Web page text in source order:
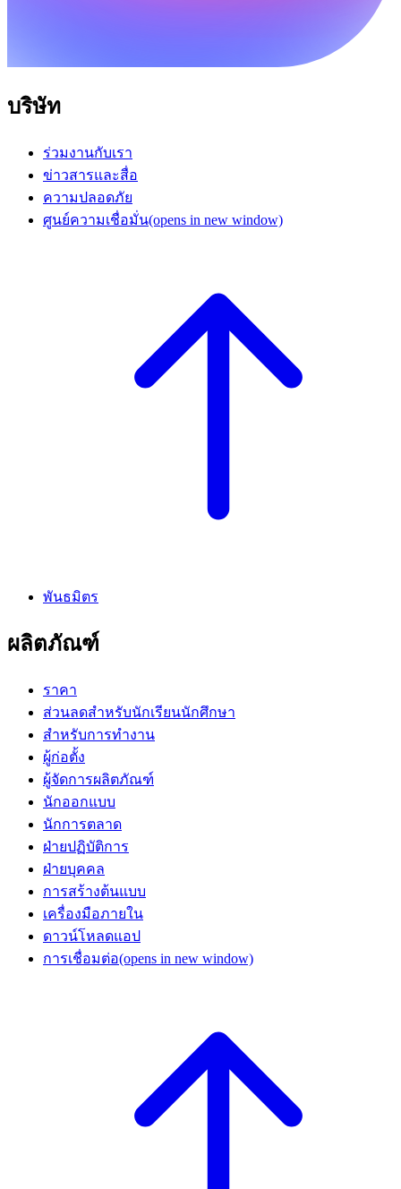
บริษัท
ร่วมงานกับเรา
ข่าวสารและสื่อ
ความปลอดภัย
ศูนย์ความเชื่อมั่น(opens in new window)
พันธมิตร
ผลิตภัณฑ์
ราคา
ส่วนลดสำหรับนักเรียนนักศึกษา
สำหรับการทำงาน
ผู้ก่อตั้ง
ผู้จัดการผลิตภัณฑ์
นักออกแบบ
นักการตลาด
ฝ่ายปฏิบัติการ
ฝ่ายบุคคล
การสร้างต้นแบบ
เครื่องมือภายใน
ดาวน์โหลดแอป
การเชื่อมต่อ(opens in new window)